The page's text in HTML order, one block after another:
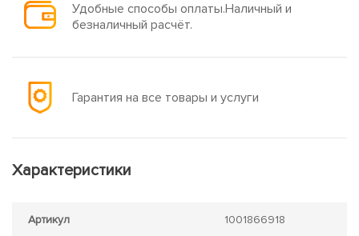
Удобные способы оплаты.Наличный и
безналичный расчёт.
Гарантия на все товары и услуги
Характеристики
Артикул 1001866918